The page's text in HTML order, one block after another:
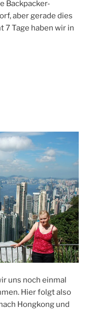
Backpacker-
aber gerade dies
7 Tage haben wir in
uns noch einmal
Hier folgt also
Hongkong und